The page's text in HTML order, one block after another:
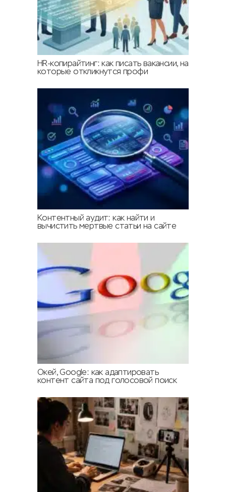
HR-копирайтинг: как писать вакансии, на
которые откликнутся профи
Контентный аудит: как найти и
вычистить мертвые статьи на сайте
Окей, Google: как адаптировать
контент сайта под голосовой поиск